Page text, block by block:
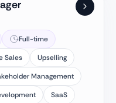
Full-time
Sales
Upselling
Management
SaaS